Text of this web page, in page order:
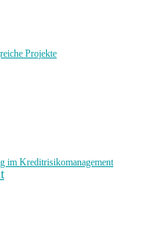
Projekte
im Kreditrisikomanagement